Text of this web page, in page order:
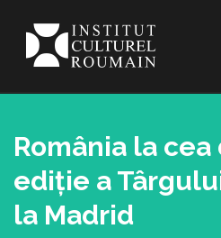
România la
ediție a
la Madrid